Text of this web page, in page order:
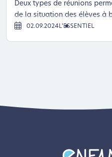
Deux types de réunions
de la situation des élèves à
02.09.2024L’ESSENTIEL